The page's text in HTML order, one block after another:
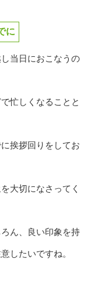
に
当日におこなうの
忙しくなることと
挨拶回りをしてお
大切になさってく
ん、良い印象を持
したいですね。